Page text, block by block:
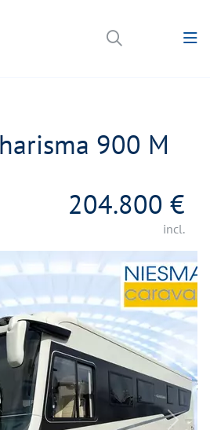
900 M
204.800 €
incl.